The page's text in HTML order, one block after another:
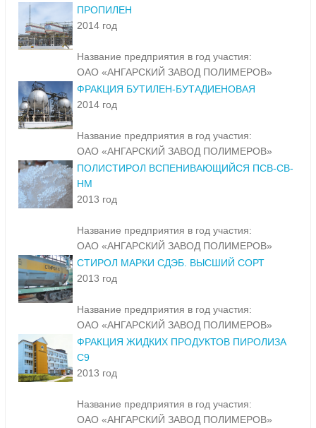
ПРОПИЛЕН
2014 год
Название предприятия в год участия:
ОАО «АНГАРСКИЙ ЗАВОД ПОЛИМЕРОВ»
ФРАКЦИЯ БУТИЛЕН-БУТАДИЕНОВАЯ
2014 год
Название предприятия в год участия:
ОАО «АНГАРСКИЙ ЗАВОД ПОЛИМЕРОВ»
ПОЛИСТИРОЛ ВСПЕНИВАЮЩИЙСЯ ПСВ-СВ-
НМ
2013 год
Название предприятия в год участия:
ОАО «АНГАРСКИЙ ЗАВОД ПОЛИМЕРОВ»
СТИРОЛ МАРКИ СДЭБ. ВЫСШИЙ СОРТ
2013 год
Название предприятия в год участия:
ОАО «АНГАРСКИЙ ЗАВОД ПОЛИМЕРОВ»
ФРАКЦИЯ ЖИДКИХ ПРОДУКТОВ ПИРОЛИЗА
С9
2013 год
Название предприятия в год участия:
ОАО «АНГАРСКИЙ ЗАВОД ПОЛИМЕРОВ»